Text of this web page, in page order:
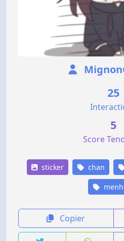
25
5
Score
sticker chan
Copier